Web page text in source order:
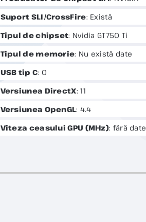
Suport SLI/CrossFire: Există
Tipul de chipset: Nvidia GT750 Ti
Tipul de memorie: Nu există date
USB tip C: 0
Versiunea DirectX: 11
Versiunea OpenGL: 4.4
Viteza ceasului GPU (MHz): fără date